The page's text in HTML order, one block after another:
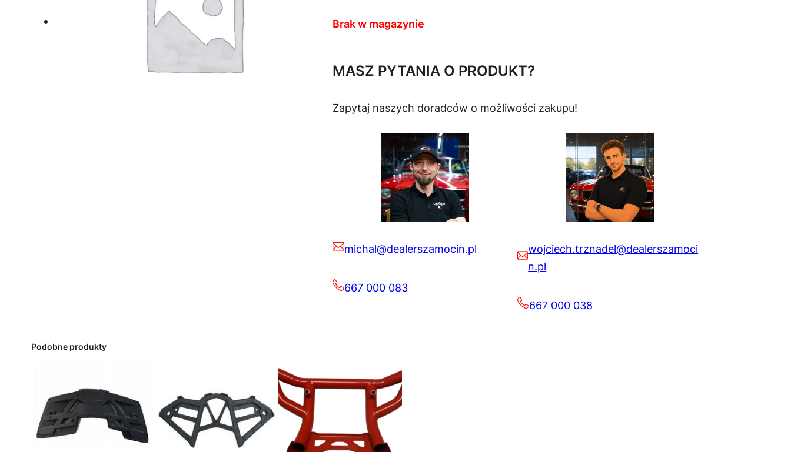
Brak w magazynie
MASZ PYTANIA O PRODUKT?
Zapytaj naszych doradców o możliwości zakupu!
michal@dealerszamocin.pl
667 000 083
wojciech.trznadel@dealerszamoci
n.pl
667 000 038
Podobne produkty